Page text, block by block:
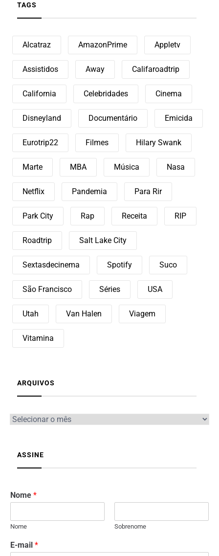
TAGS
Alcatraz AmazonPrime Appletv
Assistidos Away Califaroadtrip
California Celebridades Cinema
Disneyland Documentário Emicida
Eurotrip22 Filmes Hilary Swank
Marte MBA Música Nasa
Netflix Pandemia Para Rir
Park City Rap Receita RIP
Roadtrip Salt Lake City
Sextasdecinema Spotify Suco
São Francisco Séries USA
Utah Van Halen Viagem
Vitamina
ARQUIVOS
ASSINE
Nome *
Nome Sobrenome
E-mail *